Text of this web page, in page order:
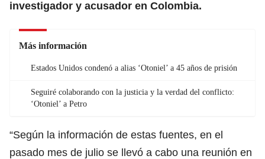
investigador y acusador en Colombia.
Más información
Estados Unidos condenó a alias ‘Otoniel’ a 45 años de prisión
Seguiré colaborando con la justicia y la verdad del conflicto:
‘Otoniel’ a Petro
“Según la información de estas fuentes, en el
pasado mes de julio se llevó a cabo una reunión en